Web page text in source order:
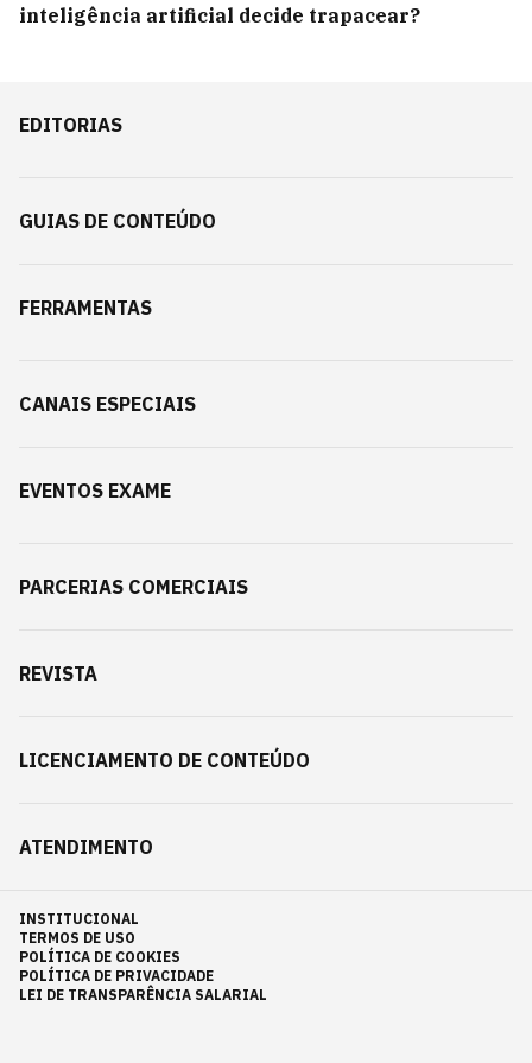
inteligência artificial decide trapacear?
EDITORIAS
GUIAS DE CONTEÚDO
FERRAMENTAS
CANAIS ESPECIAIS
EVENTOS EXAME
PARCERIAS COMERCIAIS
REVISTA
LICENCIAMENTO DE CONTEÚDO
ATENDIMENTO
INSTITUCIONAL
TERMOS DE USO
POLÍTICA DE COOKIES
POLÍTICA DE PRIVACIDADE
LEI DE TRANSPARÊNCIA SALARIAL